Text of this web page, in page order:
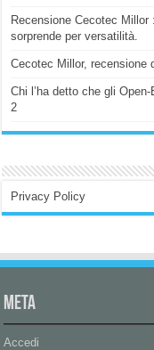
Recensione Cecotec
sorprende per versatilità.
Cecotec Millor, recensione
Chi l’ha detto che gli
2
Privacy Policy
Meta
Accedi